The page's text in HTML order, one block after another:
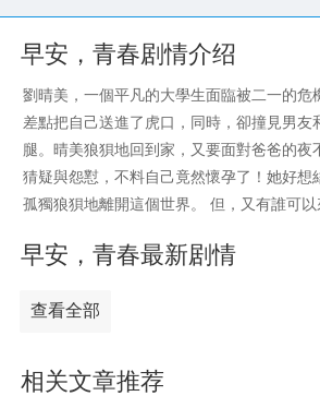
早安，青春剧情介绍
劉晴美，一個平凡的大學生面臨被二一的危
差點把自己送進了虎口，同時，卻撞見男友
腿。晴美狼狽地回到家，又要面對爸爸的夜
猜疑與怨懟，不料自己竟然懷孕了！她好想
孤獨狼狽地離開這個世界。 但，又有誰可以
早安，青春最新剧情
查看全部
相关文章推荐